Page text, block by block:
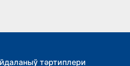
тәртиплери